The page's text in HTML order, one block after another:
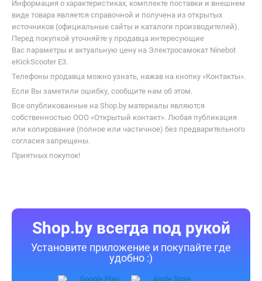
Информация о характеристиках, комплекте поставки и внешнем
виде товара является справочной и получена из открытых
источников (официальные сайты и каталоги производителей).
Перед покупкой уточняйте у продавца интересующие
Вас параметры и актуальную цену на Электросамокат Ninebot
eKickScooter E3.
Телефоны продавца можно узнать, нажав на кнопку «Контакты».
Если Вы заметили ошибку, сообщите нам об этом.
Все опубликованные на Shop.by материалы являются
собственностью ООО «Открытый контакт». Любая публикация
или копирование (полное или частичное) без предварительного
согласия запрещены.
Приятных покупок!
Shop.by всегда под рукой
Установите приложение и покупайте где
удобно :)